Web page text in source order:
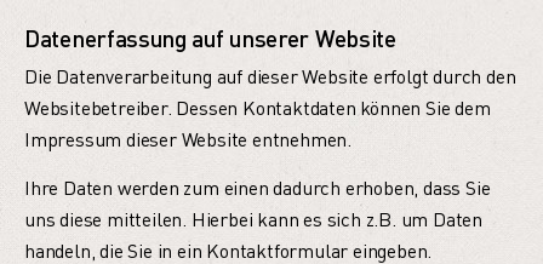
Datenerfassung auf unserer Website
Die Datenverarbeitung auf dieser Website erfolgt durch den
Websitebetreiber. Dessen Kontaktdaten können Sie dem
Impressum dieser Website entnehmen.
Ihre Daten werden zum einen dadurch erhoben, dass Sie
uns diese mitteilen. Hierbei kann es sich z.B. um Daten
handeln, die Sie in ein Kontaktformular eingeben.